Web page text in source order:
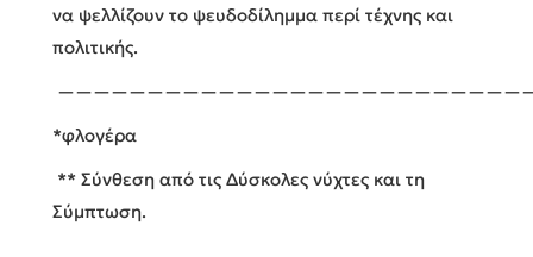
να ψελλίζουν το ψευδοδίλημμα περί τέχνης και
πολιτικής.
*φλογέρα
** Σύνθεση από τις Δύσκολες νύχτες και τη
Σύμπτωση.